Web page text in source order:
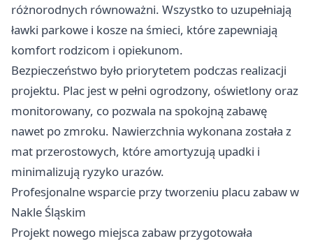
różnorodnych równoważni. Wszystko to uzupełniają
ławki parkowe i kosze na śmieci, które zapewniają
komfort rodzicom i opiekunom.
Bezpieczeństwo było priorytetem podczas realizacji
projektu. Plac jest w pełni ogrodzony, oświetlony oraz
monitorowany, co pozwala na spokojną zabawę
nawet po zmroku. Nawierzchnia wykonana została z
mat przerostowych, które amortyzują upadki i
minimalizują ryzyko urazów.
Profesjonalne wsparcie przy tworzeniu placu zabaw w
Nakle Śląskim
Projekt nowego miejsca zabaw przygotowała